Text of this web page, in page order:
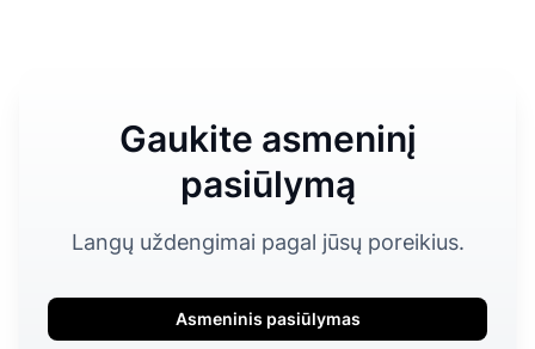
Gaukite asmeninį
pasiūlymą
Langų uždengimai pagal jūsų poreikius.
Asmeninis pasiūlymas